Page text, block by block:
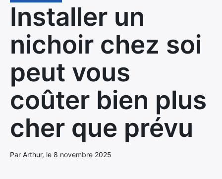
Installer un
nichoir chez soi
peut vous
coûter bien plus
cher que prévu
Par Arthur, le 8 novembre 2025